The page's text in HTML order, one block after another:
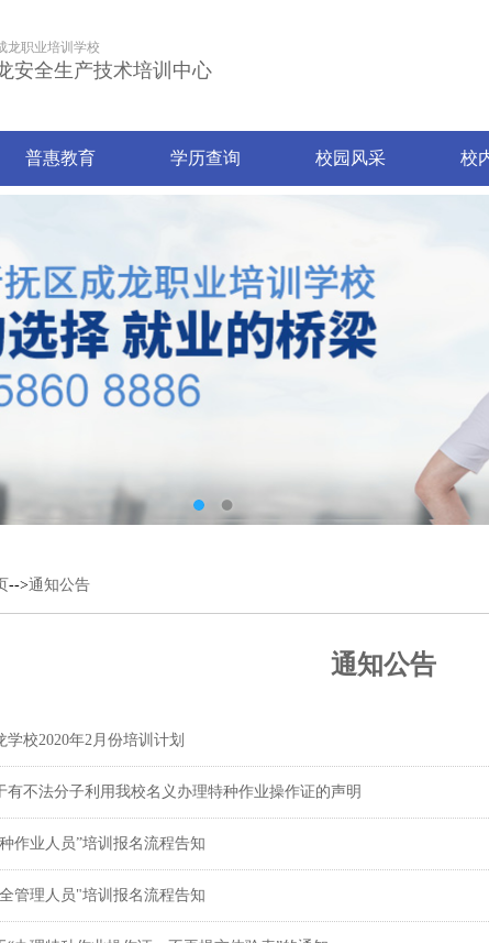
龙职业培训学校
安全生产技术培训中心
普惠教育 学历查询 校园风采 校
-->通知公告
通知公告
学校2020年2月份培训计划
有不法分子利用我校名义办理特种作业操作证的声明
作业人员”培训报名流程告知
管理人员"培训报名流程告知